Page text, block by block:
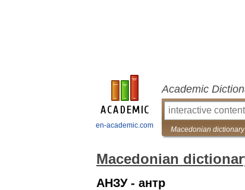
en-academic.com
Academic
Macedonian dictionary
Macedonian
АНЗУ - антр